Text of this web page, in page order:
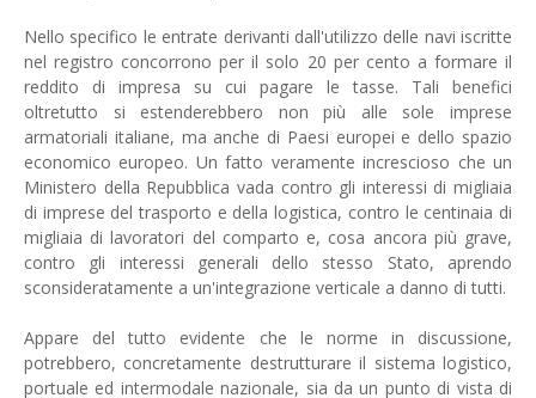
Nello specifico le entrate derivanti dall'utilizzo delle navi iscritte
nel registro concorrono per il solo 20 per cento a formare il
reddito di impresa su cui pagare le tasse. Tali benefici
oltretutto si estenderebbero non più alle sole imprese
armatoriali italiane, ma anche di Paesi europei e dello spazio
economico europeo. Un fatto veramente increscioso che un
Ministero della Repubblica vada contro gli interessi di migliaia
di imprese del trasporto e della logistica, contro le centinaia di
migliaia di lavoratori del comparto e, cosa ancora più grave,
contro gli interessi generali dello stesso Stato, aprendo
sconsideratamente a un'integrazione verticale a danno di tutti.
Appare del tutto evidente che le norme in discussione,
potrebbero, concretamente destrutturare il sistema logistico,
portuale ed intermodale nazionale, sia da un punto di vista di